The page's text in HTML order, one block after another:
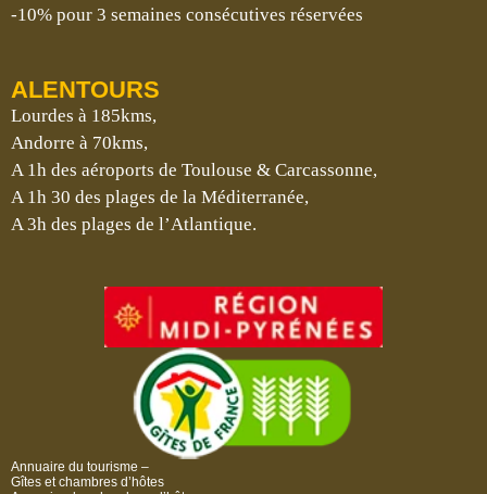
-10% pour 3 semaines consécutives réservées
ALENTOURS
Lourdes à 185kms,
Andorre à 70kms,
A 1h des aéroports de Toulouse & Carcassonne,
A 1h 30 des plages de la Méditerranée,
A 3h des plages de l’Atlantique.
Annuaire du tourisme –
Gîtes et chambres d’hôtes